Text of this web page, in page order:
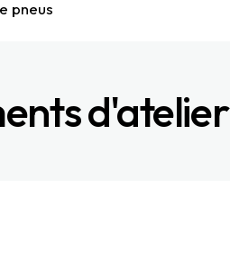
pneus
d'atelier